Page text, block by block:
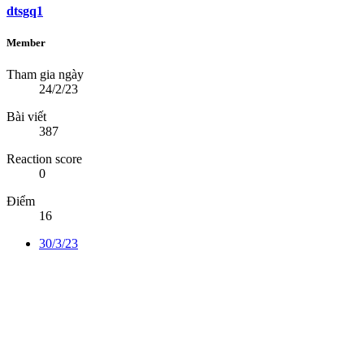
dtsgq1
Member
Tham gia ngày
24/2/23
Bài viết
387
Reaction score
0
Điểm
16
30/3/23